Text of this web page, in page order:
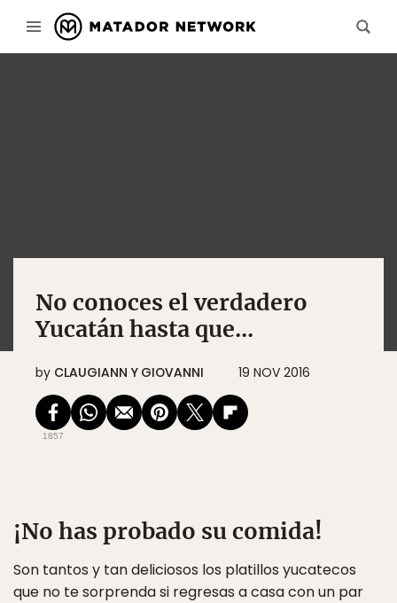
No conoces el verdadero
Yucatán hasta que...
by CLAUGIANN Y GIOVANNI 19 NOV 2016
1857
¡No has probado su comida!
Son tantos y tan deliciosos los platillos yucatecos
que no te sorprenda si regresas a casa con un par